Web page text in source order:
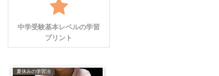
中学受験基本レベルの学習
プリント
夏休みの学習法